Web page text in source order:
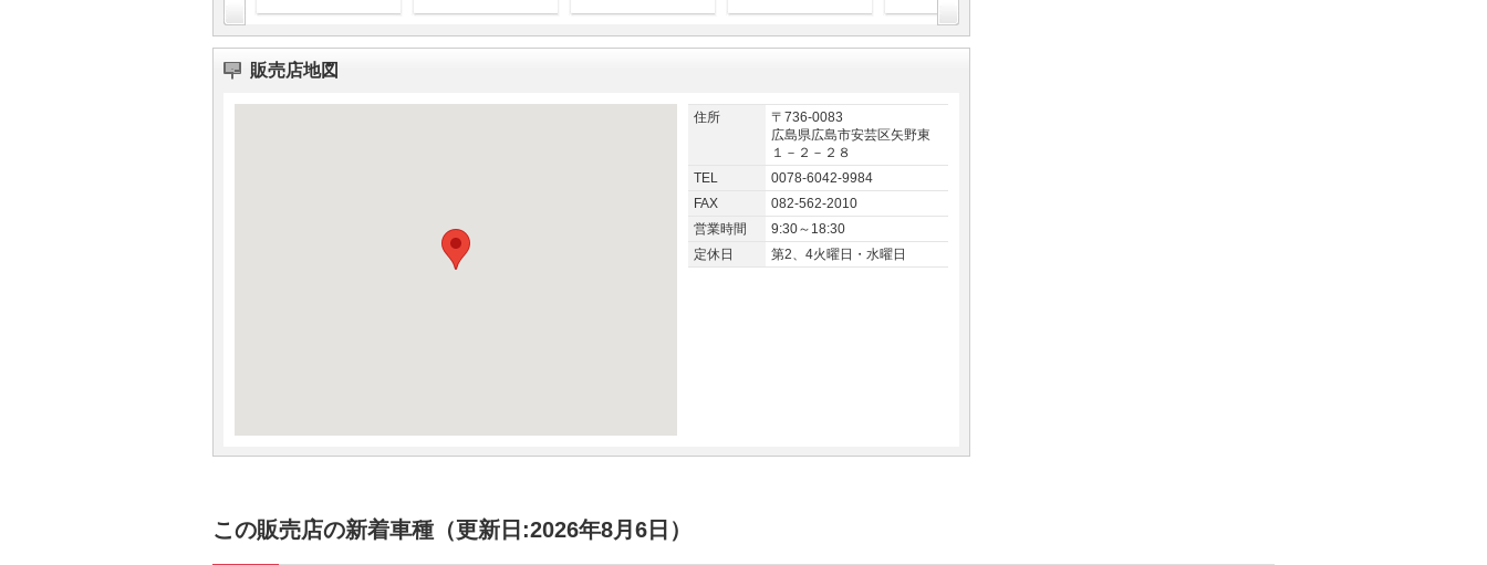
販売店地図
住所
〒736-0083
広島県広島市安芸区矢野東
１－２－２８
TEL
0078-6042-9984
FAX
082-562-2010
営業時間
9:30～18:30
定休日
第2、4火曜日・水曜日
この販売店の新着車種（更新日:2026年8月6日）